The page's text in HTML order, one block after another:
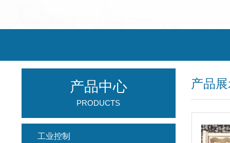
产品
产品中心
PRODUCTS
工业控制